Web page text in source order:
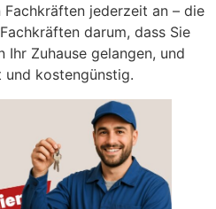
Fachkräften jederzeit an – die
darum, dass Sie
Zuhause gelangen, und
kostengünstig.